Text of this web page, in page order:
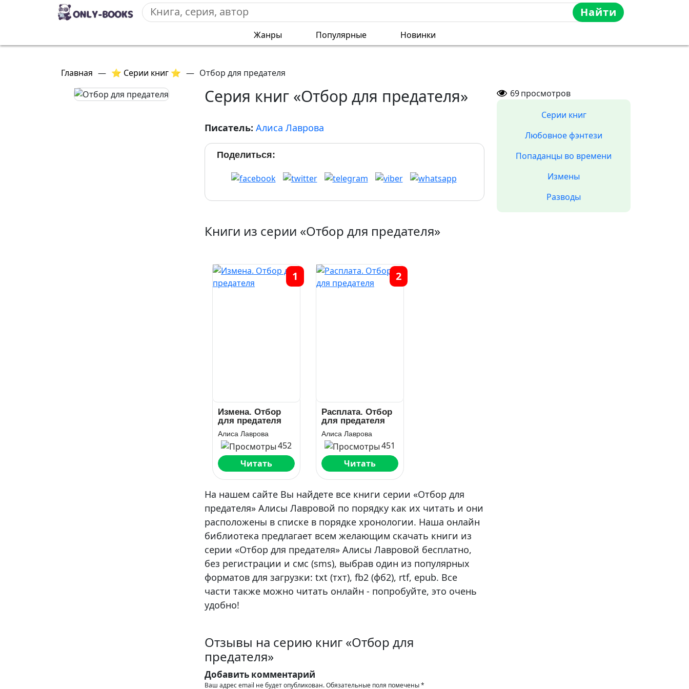
Найти
Жанры Популярные Новинки
Главная — ⭐ Серии книг ⭐ — Отбор для предателя
Серия книг «Отбор для предателя»
Писатель: Алиса Лаврова
Поделиться:
Книги из серии «Отбор для предателя»
Измена. Отбор
для предателя
Алиса Лаврова
452
Читать
1
Расплата. Отбор
для предателя
Алиса Лаврова
451
Читать
2
На нашем сайте Вы найдете все книги серии «Отбор для
предателя» Алисы Лавровой по порядку как их читать и они
расположены в списке в порядке хронологии. Наша онлайн
библиотека предлагает всем желающим скачать книги из
серии «Отбор для предателя» Алисы Лавровой бесплатно,
без регистрации и смс (sms), выбрав один из популярных
форматов для загрузки: txt (тхт), fb2 (фб2), rtf, epub. Все
части также можно читать онлайн - попробуйте, это очень
удобно!
Отзывы на серию книг «Отбор для
предателя»
Добавить комментарий
Ваш адрес email не будет опубликован.Обязательные поля помечены*
69просмотров
Серии книг
Любовное фэнтези
Попаданцы во времени
Измены
Разводы